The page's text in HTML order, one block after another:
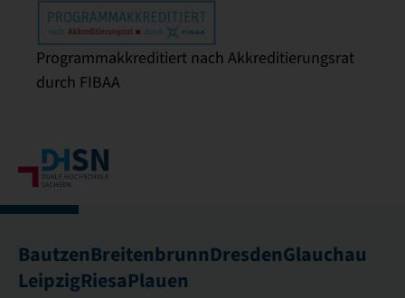
Programmakkreditiert nach Akkreditierungsrat
durch FIBAA
BautzenBreitenbrunnDresdenGlauchau
LeipzigRiesaPlauen